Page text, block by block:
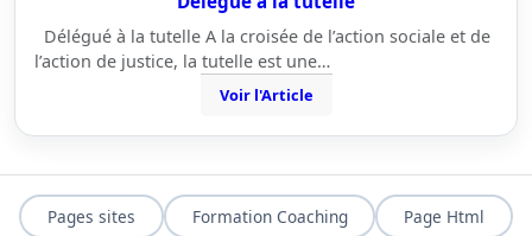
Délégué à la tutelle A la croisée de l’action sociale et de
l’action de justice, la tutelle est une…
Voir l'Article
Pages sites Formation Coaching
Page Html